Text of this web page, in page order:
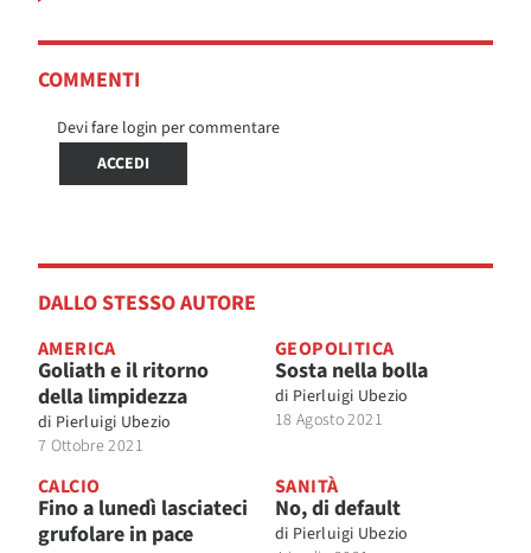
COMMENTI
Devi fare login per commentare
ACCEDI
DALLO STESSO AUTORE
AMERICA
Goliath e il ritorno
della limpidezza
di Pierluigi Ubezio
7 Ottobre 2021
GEOPOLITICA
Sosta nella bolla
di Pierluigi Ubezio
18 Agosto 2021
CALCIO
Fino a lunedì lasciateci
grufolare in pace
SANITÀ
No, di default
di Pierluigi Ubezio